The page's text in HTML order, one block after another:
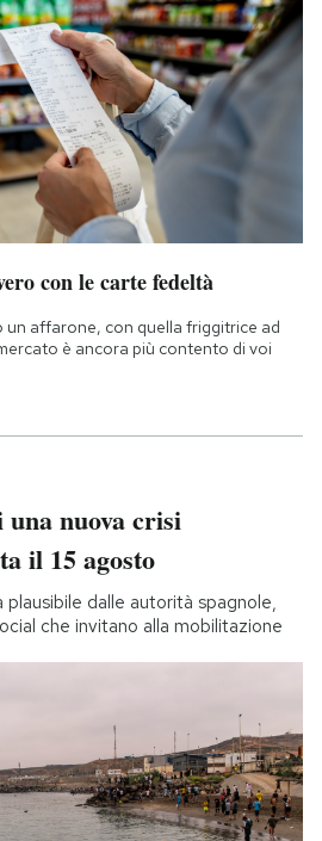
con le carte fedeltà
un affarone, con quella friggitrice ad
è ancora più contento di voi
nuova crisi
il 15 agosto
dalle autorità spagnole,
che invitano alla mobilitazione